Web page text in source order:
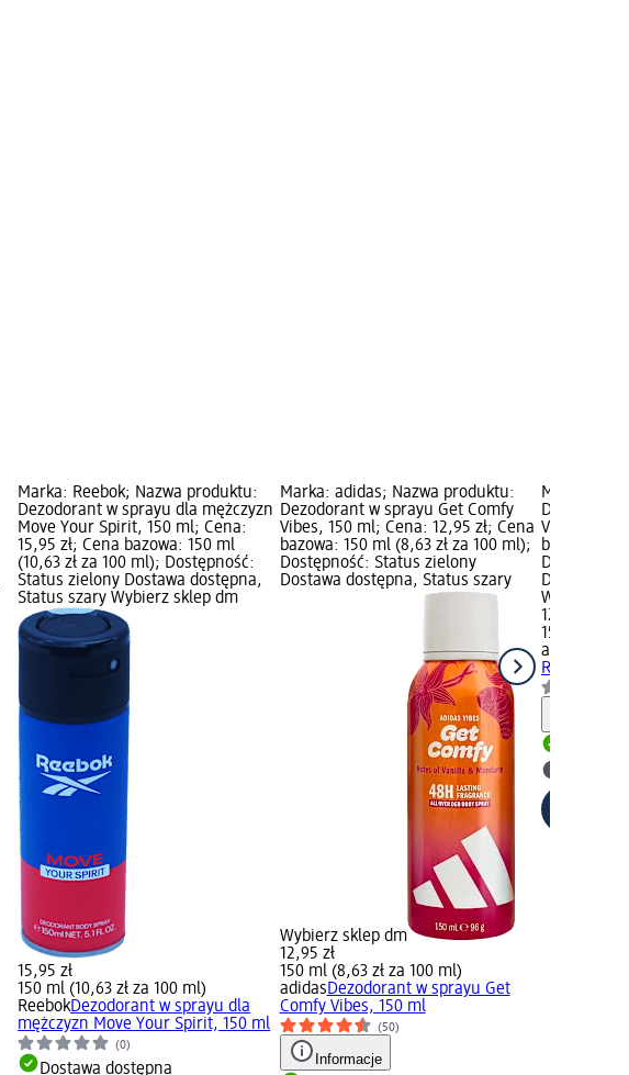
Marka: Reebok; Nazwa produktu:
Dezodorant w sprayu dla mężczyzn
Move Your Spirit, 150 ml; Cena:
15,95 zł; Cena bazowa: 150 ml
(10,63 zł za 100 ml); Dostępność:
Status zielony Dostawa dostępna,
Status szary Wybierz sklep dm
15,95 zł
150 ml (10,63 zł za 100 ml)
ReebokDezodorant w sprayu dla
mężczyzn Move Your Spirit, 150 ml
(0)
Dostawa dostępna
Marka: adidas; Nazwa produktu:
Dezodorant w sprayu Get Comfy
Vibes, 150 ml; Cena: 12,95 zł; Cena
bazowa: 150 ml (8,63 zł za 100 ml);
Dostępność: Status zielony
Dostawa dostępna, Status szary
Wybierz sklep dm
12,95 zł
150 ml (8,63 zł za 100 ml)
adidasDezodorant w sprayu Get
Comfy Vibes, 150 ml
(50)
Informacje
Marka:
Vibes, 150
bazowa:
Dostawa
Wybierz
12,95 zł
150 ml
adidas
Recharge